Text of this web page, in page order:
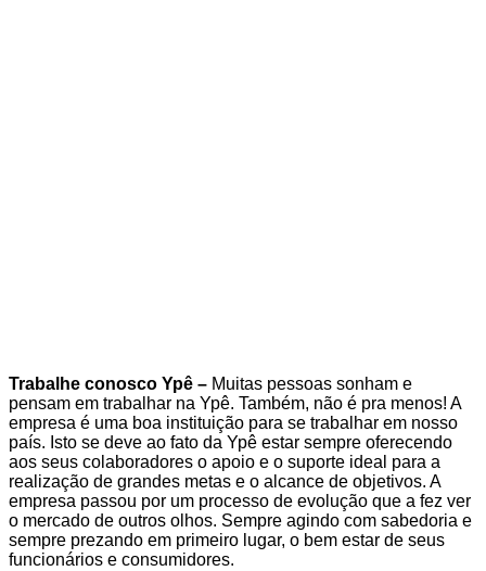
Trabalhe conosco Ypê – Muitas pessoas sonham e
pensam em trabalhar na Ypê. Também, não é pra menos! A
empresa é uma boa instituição para se trabalhar em nosso
país. Isto se deve ao fato da Ypê estar sempre oferecendo
aos seus colaboradores o apoio e o suporte ideal para a
realização de grandes metas e o alcance de objetivos. A
empresa passou por um processo de evolução que a fez ver
o mercado de outros olhos. Sempre agindo com sabedoria e
sempre prezando em primeiro lugar, o bem estar de seus
funcionários e consumidores.